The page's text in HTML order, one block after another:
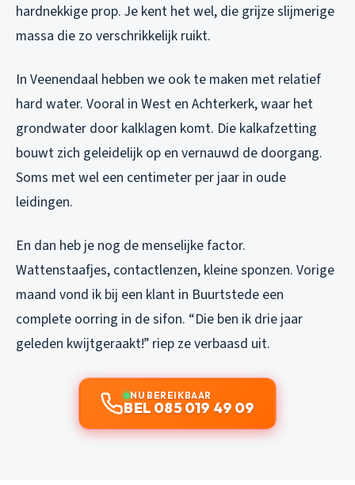
hardnekkige prop. Je kent het wel, die grijze slijmerige
massa die zo verschrikkelijk ruikt.
In Veenendaal hebben we ook te maken met relatief
hard water. Vooral in West en Achterkerk, waar het
grondwater door kalklagen komt. Die kalkafzetting
bouwt zich geleidelijk op en vernauwd de doorgang.
Soms met wel een centimeter per jaar in oude
leidingen.
En dan heb je nog de menselijke factor.
Wattenstaafjes, contactlenzen, kleine sponzen. Vorige
maand vond ik bij een klant in Buurtstede een
complete oorring in de sifon. “Die ben ik drie jaar
geleden kwijtgeraakt!” riep ze verbaasd uit.
NU BEREIKBAAR
BEL 085 019 49 09